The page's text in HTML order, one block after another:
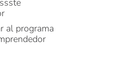
al programa